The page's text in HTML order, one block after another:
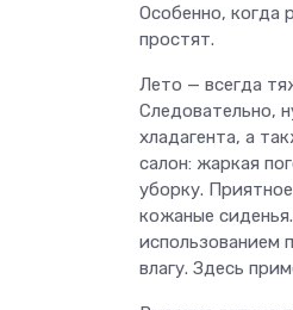
Особенно, когда
простят.
Лето — всегда
Следовательно,
хладагента, а
салон: жаркая
уборку.
кожаные
использованием
влагу. Здесь